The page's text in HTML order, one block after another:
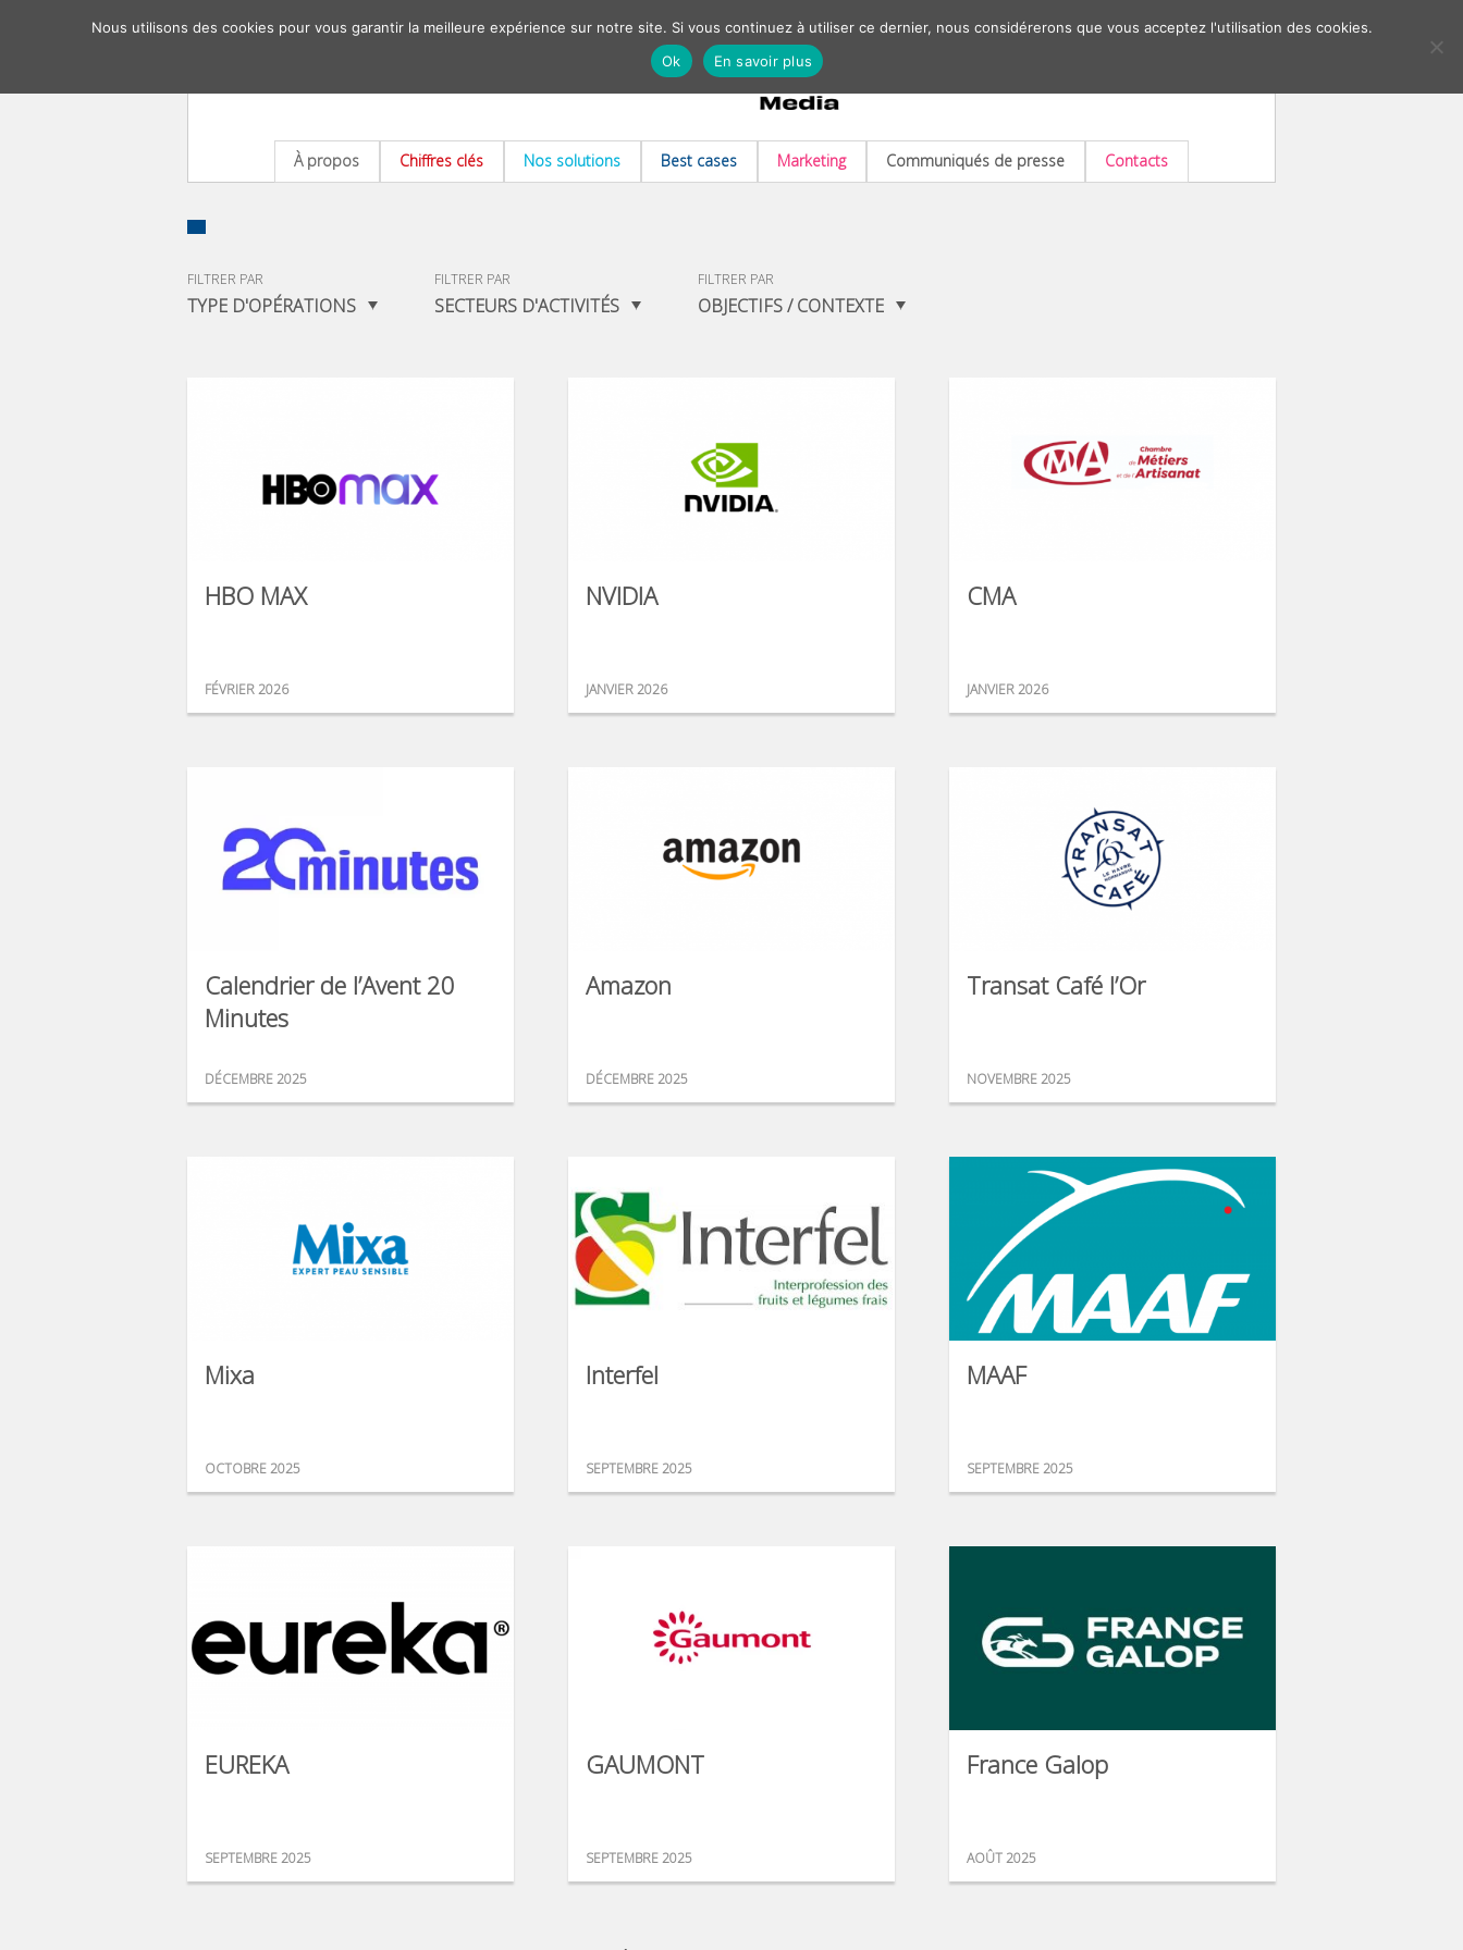
À propos Chiffres clés Nos solutions Best cases Marketing Communiqués de presse Contacts
FILTRER PAR
TYPE D'OPÉRATIONS
FILTRER PAR
SECTEURS D'ACTIVITÉS
FILTRER PAR
OBJECTIFS / CONTEXTE
HBO MAX
FÉVRIER 2026
NVIDIA
JANVIER 2026
CMA
JANVIER 2026
Calendrier de l’Avent 20
Minutes
DÉCEMBRE 2025
Amazon
DÉCEMBRE 2025
Transat Café l’Or
NOVEMBRE 2025
Mixa
OCTOBRE 2025
Interfel
SEPTEMBRE 2025
MAAF
SEPTEMBRE 2025
EUREKA
SEPTEMBRE 2025
GAUMONT
SEPTEMBRE 2025
France Galop
AOÛT 2025
Nous utilisons des cookies pour vous garantir la meilleure expérience sur notre site. Si vous continuez à utiliser ce dernier, nous considérerons que vous acceptez l'utilisation des cookies.
Ok
En savoir plus